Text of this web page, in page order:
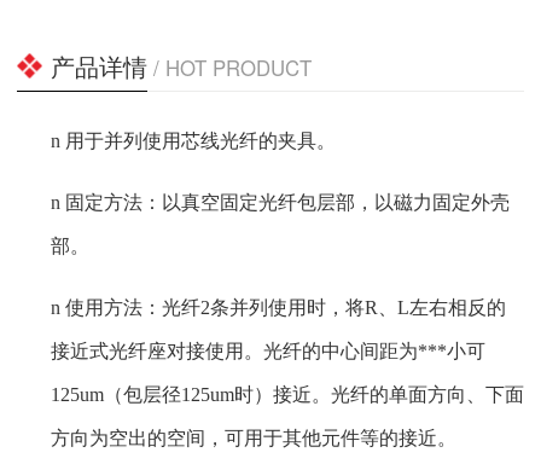
产品详情 / HOT PRODUCT
n 用于并列使用芯线光纤的夹具。
n 固定方法：以真空固定光纤包层部，以磁力固定外壳
部。
n 使用方法：光纤2条并列使用时，将R、L左右相反的
接近式光纤座对接使用。光纤的中心间距为***小可
1 25um （包层径1 25um时）接近。光纤的单面方向、下面
方向为空出的空间，可用于其他元件等的接近。